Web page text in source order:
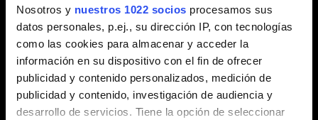
Nosotros y nuestros 1022 socios procesamos sus
datos personales, p.ej., su dirección IP, con tecnologías
como las cookies para almacenar y acceder la
información en su dispositivo con el fin de ofrecer
publicidad y contenido personalizados, medición de
publicidad y contenido, investigación de audiencia y
desarrollo de servicios. Tiene la opción de seleccionar
posible, por eso tendrás que continuar tu travesía
cargando con las consecuencias de tus decisiones.
Pero no temas, podrás volver a cualquier capítulo una
vez hayas terminado tu aventura.
Cargar partida -> Selecciona una partida guardada ->